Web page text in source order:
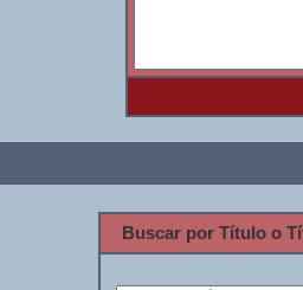
Buscar por Título o